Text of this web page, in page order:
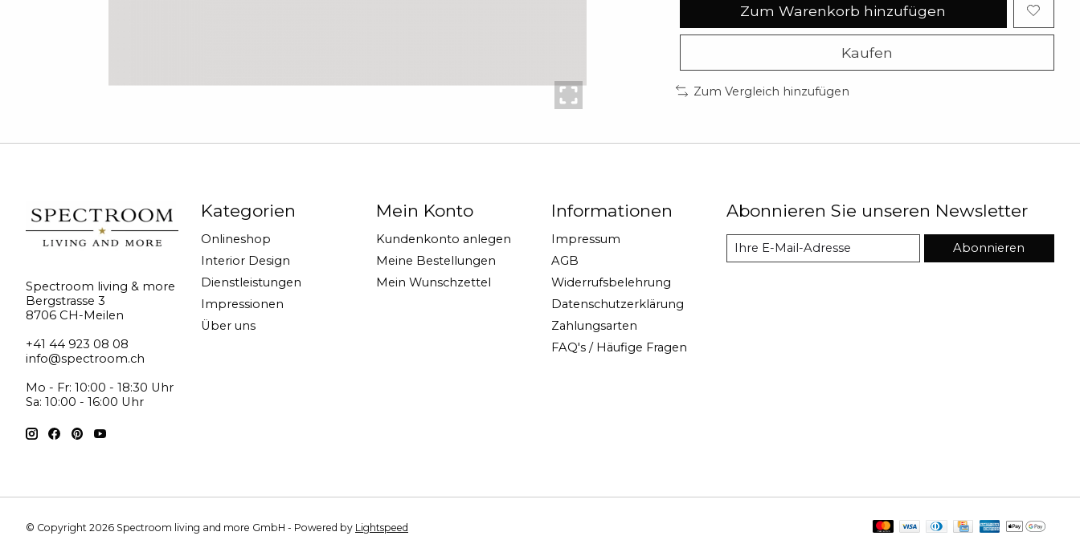
Zum Warenkorb hinzufügen
Kaufen
Zum Vergleich hinzufügen
Spectroom living & more
Bergstrasse 3
8706 CH-Meilen
+41 44 923 08 08
info@spectroom.ch
Mo - Fr: 10:00 - 18:30 Uhr
Sa: 10:00 - 16:00 Uhr
Kategorien
Onlineshop
Interior Design
Dienstleistungen
Impressionen
Über uns
Mein Konto
Kundenkonto anlegen
Meine Bestellungen
Mein Wunschzettel
Informationen
Impressum
AGB
Widerrufsbelehrung
Datenschutzerklärung
Zahlungsarten
FAQ's / Häufige Fragen
Abonnieren Sie unseren Newsletter
Abonnieren
© Copyright 2026 Spectroom living and more GmbH - Powered by Lightspeed